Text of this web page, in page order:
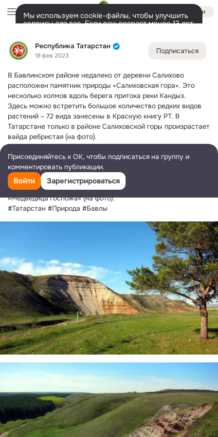
Республика Татарстан
18 фев 2023
Подписаться
В Бавлинском районе недалеко от деревни Салихово
расположен памятник природы «Салиховская гора». Это
несколько холмов вдоль берега притока реки Кандыз.
Здесь можно встретить большое количество редких видов
растений – 72 вида занесены в Красную книгу РТ. В
Татарстане только в районе Салиховской горы произрастает
вайда ребристая (на фото).
Необыкновенным богатством отличается мир насекомых.
Это такие редкие для республики степные насекомые, как
дыбка степная, богомол, чешуекрылые бабочки (дриада,
бархатница галатея), а также исключительной красоты
бабочка с сине-красными крылышками под названием
«Медведица госпожа» (на фото).
#Татарстан #Природа #Бавлы
Войти
Мы используем cookie-файлы, чтобы улучшить
сервисы для вас. Если ваш возраст менее 13 лет,
Разрешить все Настроить
Лента Участники Ещё
Дополнительная
колонка
Всё33 342 Обсуждаемые
Присоединяйтесь к ОК, чтобы подписаться на группу и
комментировать публикации.
Войти Зарегистрироваться